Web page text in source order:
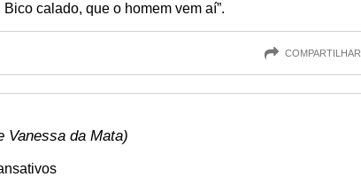
calado, que o homem vem aí”.
COMPARTILHAR
Vanessa da Mata)